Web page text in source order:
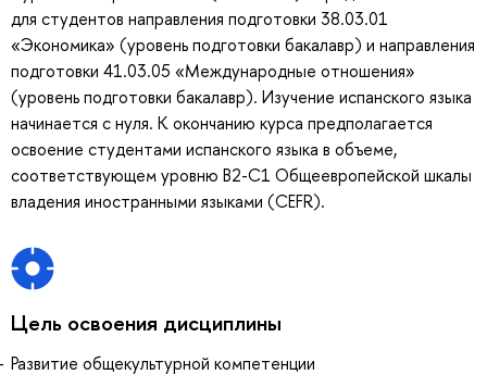
для студентов направления подготовки 38.03.01
«Экономика» (уровень подготовки бакалавр) и направления
подготовки 41.03.05 «Международные отношения»
(уровень подготовки бакалавр). Изучение испанского языка
начинается с нуля. К окончанию курса предполагается
освоение студентами испанского языка в объеме,
соответствующем уровню B2-С1 Общеевропейской шкалы
владения иностранными языками (CEFR).
Цель освоения дисциплины
Развитие общекультурной компетенции